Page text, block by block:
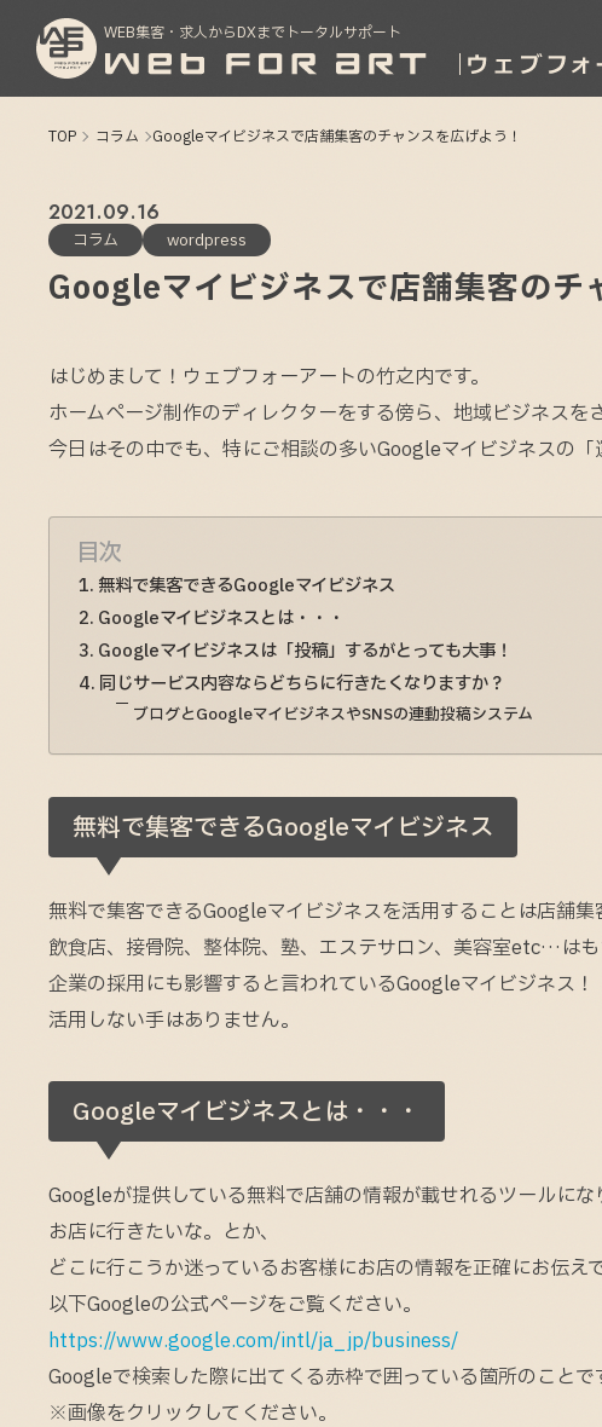
WEB集客・求人からDXまでトータルサポート
TOP コラム Googleマイビジネスで店舗集客のチャンスを広げよう！
Googleマイビジネスで店舗集客のチ
2021 09 16
コラム wordpress
はじめまして！ウェブフォーアートの竹之内です。
ホームページ制作のディレクターをする傍ら、地域ビジネス
今日はその中でも、特にご相談の多いGoogleマイビジネスの「
目次
無料で集客できるGoogleマイビジネス
Googleマイビジネスとは・・・
Googleマイビジネスは「投稿」するがとっても大事！
同じサービス内容ならどちらに行きたくなりますか？
ブログとGoogleマイビジネスやSNSの連動投稿システム
無料で集客できるGoogleマイビジネス
無料で集客できるGoogleマイビジネスを活用することは店舗集
飲食店、接骨院、整体院、塾、エステサロン、美容室etc…はも
企業の採用にも影響すると言われているGoogleマイビジネス！
活用しない手はありません。
Googleマイビジネスとは・・・
Googleが提供している無料で店舗の情報が載せれるツールにな
お店に行きたいな。とか、
どこに行こうか迷っているお客様にお店の情報を正確にお伝え
以下Googleの公式ページをご覧ください。
https://www.google.com/intl/ja_jp/business/
Googleで検索した際に出てくる赤枠で囲っている箇所のことで
※画像をクリックしてください。